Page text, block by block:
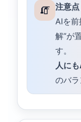
🧯 注意点
AIを前
解”が
す。
人に
のバラ